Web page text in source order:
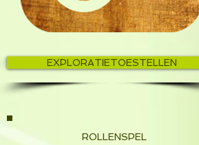
EXPLORATIETOESTELLEN
ROLLENSPEL